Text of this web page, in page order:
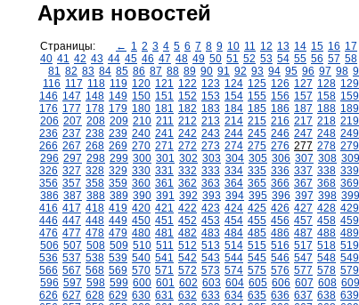
Архив новостей
Страницы: ← 1 2 3 4 5 6 7 8 9 10 11 12 13 14 15 16 17
40 41 42 43 44 45 46 47 48 49 50 51 52 53 54 55 56 57 58
81 82 83 84 85 86 87 88 89 90 91 92 93 94 95 96 97 98
116 117 118 119 120 121 122 123 124 125 126 127 128 129
146 147 148 149 150 151 152 153 154 155 156 157 158 159
176 177 178 179 180 181 182 183 184 185 186 187 188 189
206 207 208 209 210 211 212 213 214 215 216 217 218 219
236 237 238 239 240 241 242 243 244 245 246 247 248 249
266 267 268 269 270 271 272 273 274 275 276 277 278 279
296 297 298 299 300 301 302 303 304 305 306 307 308 309
326 327 328 329 330 331 332 333 334 335 336 337 338 339
356 357 358 359 360 361 362 363 364 365 366 367 368 369
386 387 388 389 390 391 392 393 394 395 396 397 398 399
416 417 418 419 420 421 422 423 424 425 426 427 428 429
446 447 448 449 450 451 452 453 454 455 456 457 458 459
476 477 478 479 480 481 482 483 484 485 486 487 488 489
506 507 508 509 510 511 512 513 514 515 516 517 518 519
536 537 538 539 540 541 542 543 544 545 546 547 548 549
566 567 568 569 570 571 572 573 574 575 576 577 578 579
596 597 598 599 600 601 602 603 604 605 606 607 608 609
626 627 628 629 630 631 632 633 634 635 636 637 638 639